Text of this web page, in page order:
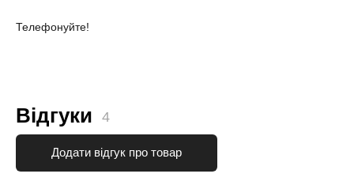
Телефонуйте!
Відгуки 4
Додати відгук про товар